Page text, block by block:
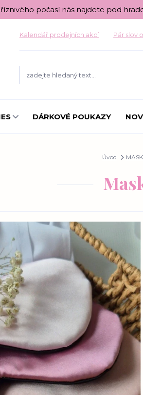
počasí nás najdete pod
Kalendář prodejních akcí Pár slov
DÁRKOVÉ POUKAZY
Úvod